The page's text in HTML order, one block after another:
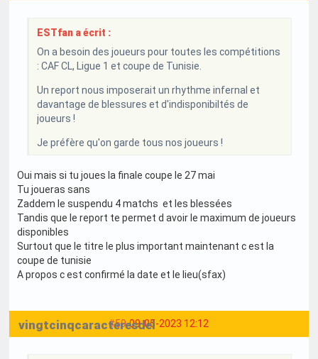
ESTfan a écrit :
On a besoin des joueurs pour toutes les compétitions
: CAF CL, Ligue 1 et coupe de Tunisie.
Un report nous imposerait un rhythme infernal et
davantage de blessures et d'indisponibiltés de
joueurs !
Je préfère qu'on garde tous nos joueurs !
Oui mais si tu joues la finale coupe le 27 mai
Tu joueras sans
Zaddem le suspendu 4 matchs et les blessées
Tandis que le report te permet d avoir le maximum de joueurs
disponibles
Surtout que le titre le plus important maintenant c est la
coupe de tunisie
A propos c est confirmé la date et le lieu(sfax)
#59 09-05-2023 12:12
vingtcinqcaracteresdelong